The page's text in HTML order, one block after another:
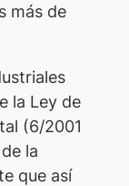
más de
la Ley de
(6/2001
la
que así